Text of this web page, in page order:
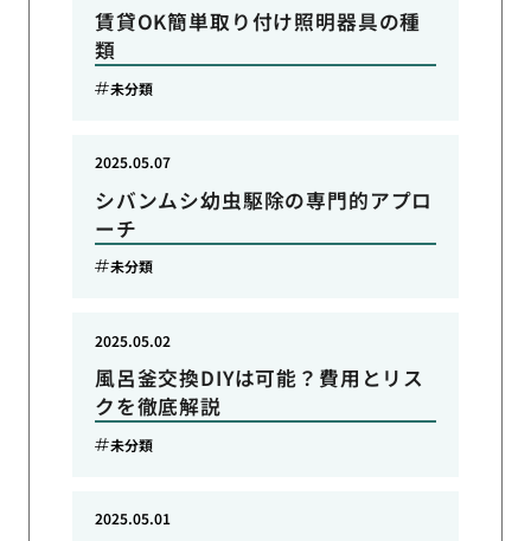
賃貸OK簡単取り付け照明器具の種
類
未分類
シバンムシ幼虫駆除の専門的アプロ
ーチ
2025.05.07
未分類
風呂釜交換DIYは可能？費用とリス
クを徹底解説
2025.05.02
未分類
2025.05.01